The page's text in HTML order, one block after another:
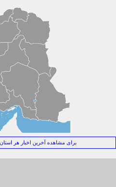
پدیدارشناسانه درباره فروپاشی
تهدید حمله بزرگ تا ترس از فرسایش پدافند؛
اصلی سفر نخست‌وزیر عراق به تهران
دفاع از تنش‌زدایی با ایران
بزرگ سیاسی در میانه آتش!
جان مرشایمر پذیرش تفاهم‌نامه ۱۷ ژوئن توسط ایران را یک «خطای محاسباتی راهبردی» می‌داند؟+فیلم
متجاوز فراموش می‌شود!
جنوبِ همیشه قهرمان
عطوان: چرا باید به حرکت جدید
برای مشاهده آخرین اخبار هر استان، بر